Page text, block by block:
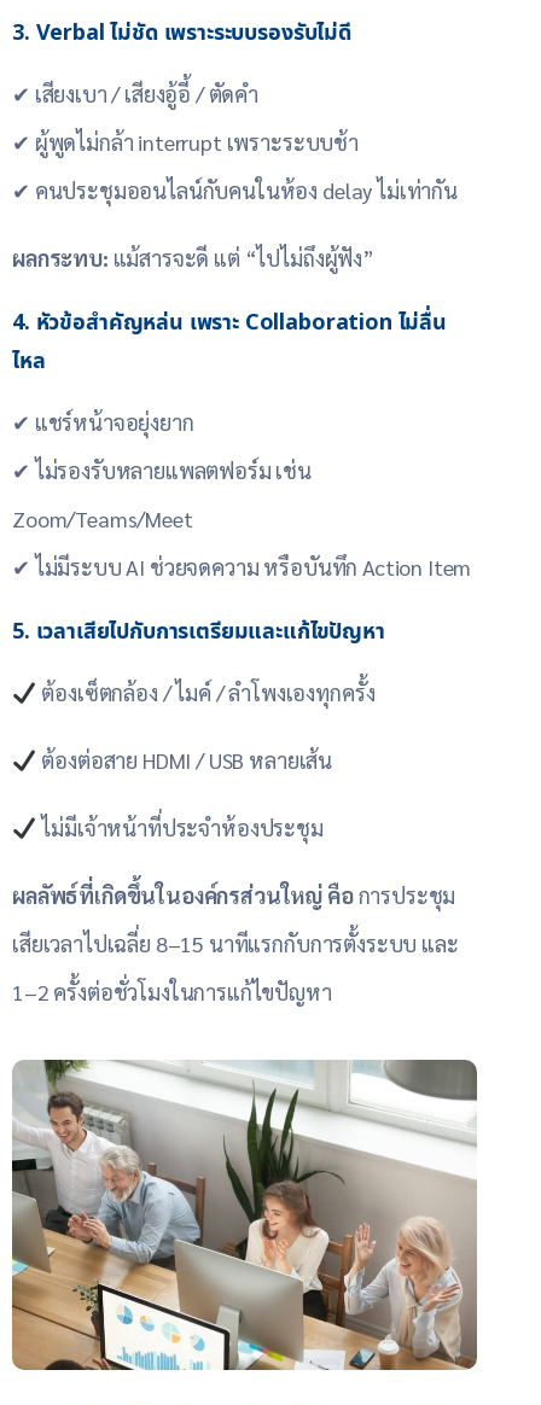
3. Verbal ไม่ชัด เพราะระบบรองรับไม่ดี
✔ เสียงเบา / เสียงอู้อี้ / ตัดคำ
✔ ผู้พูดไม่กล้า interrupt เพราะระบบช้า
✔ คนประชุมออนไลน์กับคนในห้อง delay ไม่เท่ากัน
ผลกระทบ: แม้สารจะดี แต่ “ไปไม่ถึงผู้ฟัง”
4. หัวข้อสำคัญหล่น เพราะ Collaboration ไม่ลื่น
ไหล
✔ แชร์หน้าจอยุ่งยาก
✔ ไม่รองรับหลายแพลตฟอร์ม เช่น
Zoom/Teams/Meet
✔ ไม่มีระบบ AI ช่วยจดความ หรือบันทึก Action Item
5. เวลาเสียไปกับการเตรียมและแก้ไขปัญหา
ต้องเซ็ตกล้อง / ไมค์ / ลำโพงเองทุกครั้ง
ต้องต่อสาย HDMI / USB หลายเส้น
ไม่มีเจ้าหน้าที่ประจำห้องประชุม
ผลลัพธ์ที่เกิดขึ้นในองค์กรส่วนใหญ่ คือการประชุม
เสียเวลาไปเฉลี่ย 8–15 นาทีแรกกับการตั้งระบบ และ
1–2 ครั้งต่อชั่วโมงในการแก้ไขปัญหา